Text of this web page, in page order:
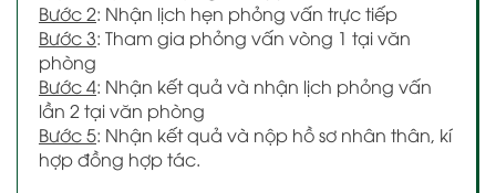
Bước 2: Nhận lịch hẹn phỏng vấn trực tiếp
Bước 3: Tham gia phỏng vấn vòng 1 tại văn
phòng
Bước 4: Nhận kết quả và nhận lịch phỏng vấn
lần 2 tại văn phòng
Bước 5: Nhận kết quả và nộp hồ sơ nhân thân, kí
hợp đồng hợp tác.